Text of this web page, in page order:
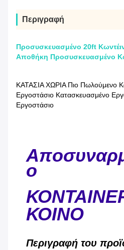
Περιγραφή
Προσυσκευασμένο 20ft
Αποθήκη Προσυσκευασμένο
ΚΑΤΑΣΙΑ ΧΩΡΙΑ Πιο Πωλούμενο
Εργοστάσιο Κατασκευασμένο
Εργοστάσιο
ο
ΚΟΙΝΟ
Περιγραφή του